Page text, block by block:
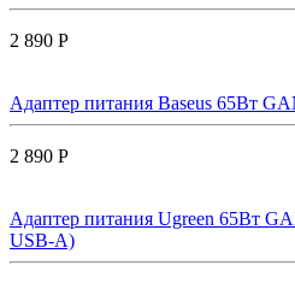
2 890 Р
Адаптер питания Baseus 65Вт
2 890 Р
Адаптер питания Ugreen 65Вт
USB-A)